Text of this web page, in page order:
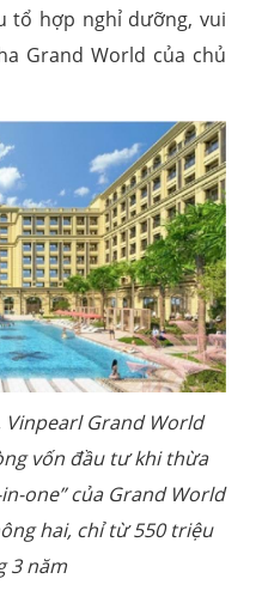
tổ hợp nghỉ dưỡng, vui
Grand World của chủ
Grand World
vốn đầu tư khi thừa
one” của Grand World
hai, chỉ từ 550 triệu
3 năm